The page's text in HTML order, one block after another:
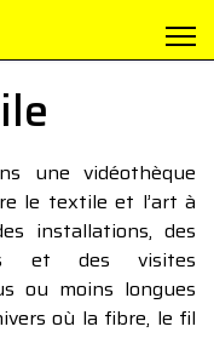
une vidéothèque
le textile et l’art à
installations, des
et des visites
ou moins longues
où la fibre, le fil